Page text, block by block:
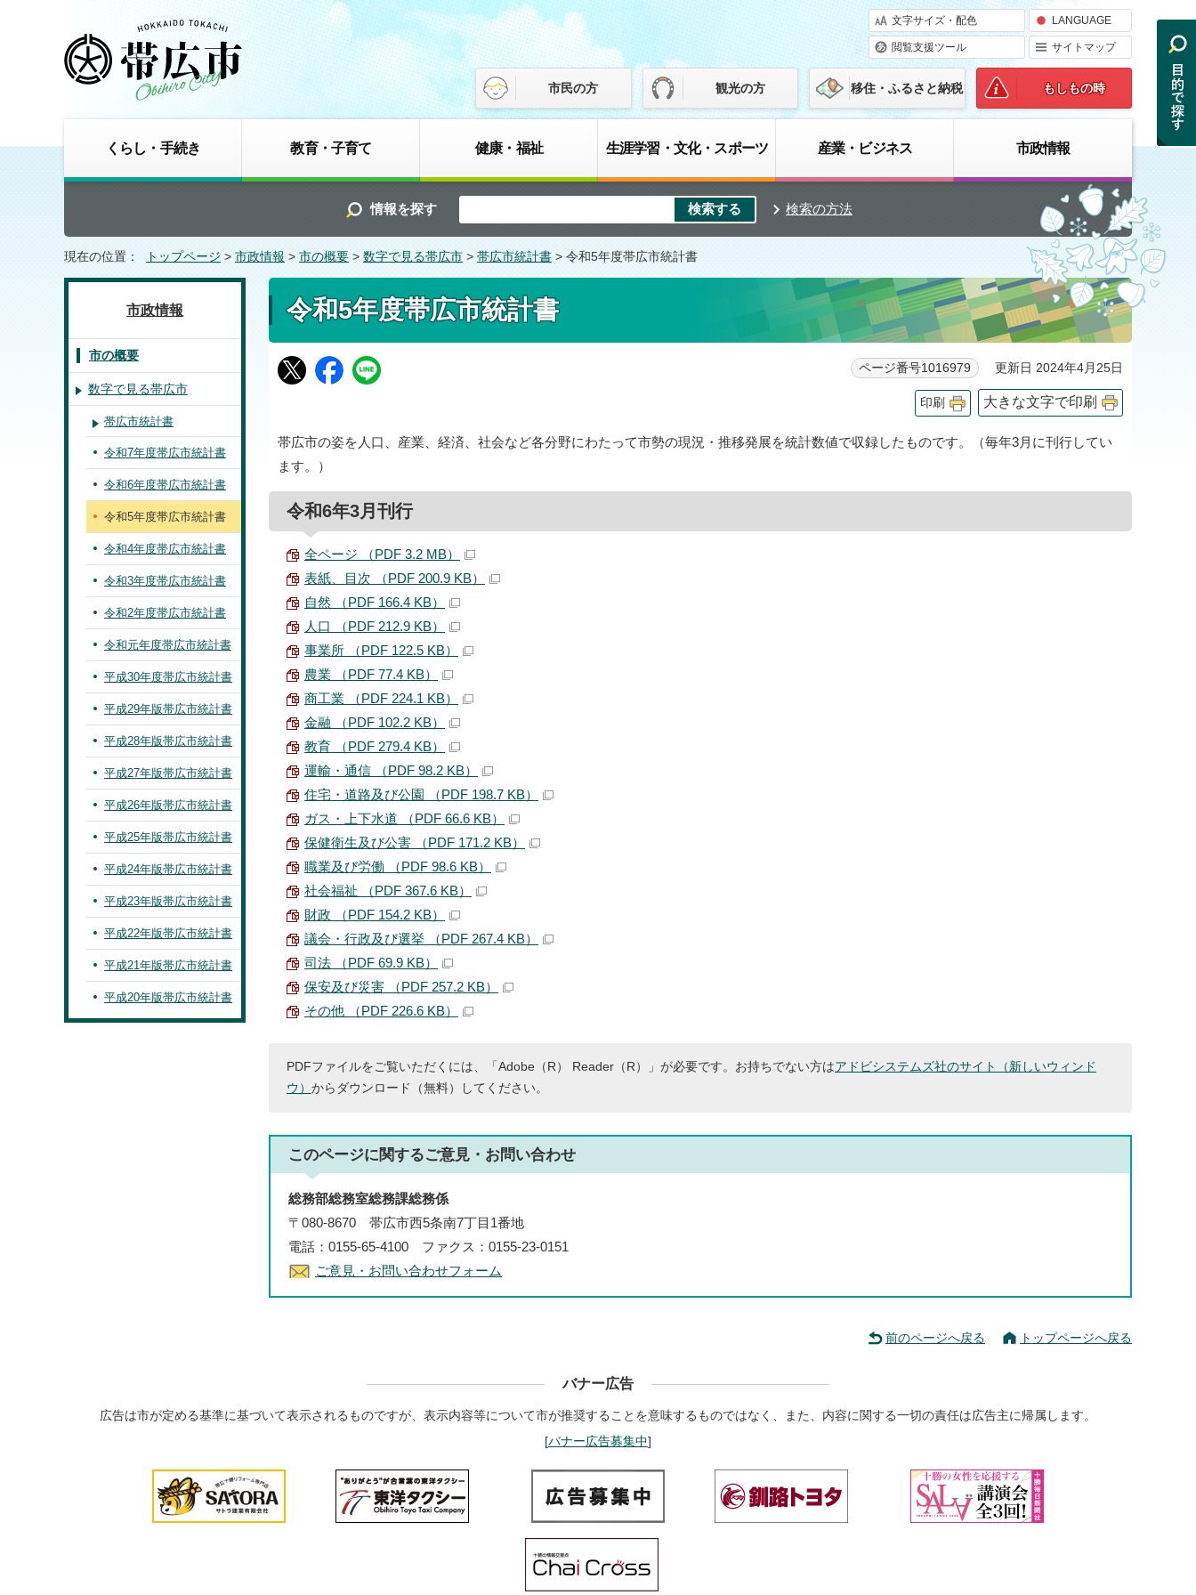
文字サイズ・配色 LANGUAGE
閲覧支援ツール サイトマップ
市民の方 観光の方 移住・ふるさと納税 もしもの時
くらし・手続き 教育・子育て 健康・福祉 生涯学習・文化・スポーツ 産業・ビジネス 市政情報
情報を探す 検索の方法
現在の位置： トップページ > 市政情報 > 市の概要 > 数字で見る帯広市 > 帯広市統計書 > 令和5年度帯広市統計書
令和5年度帯広市統計書
ページ番号1016979 更新日 2024年4月25日
印刷 大きな文字で印刷
帯広市の姿を人口、産業、経済、社会など各分野にわたって市勢の現況・推移発展を統計数値で収録したものです。（毎年3月に刊行してい
ます。）
令和6年3月刊行
全ページ （PDF 3.2 MB）
表紙、目次 （PDF 200.9 KB）
自然 （PDF 166.4 KB）
人口 （PDF 212.9 KB）
事業所 （PDF 122.5 KB）
農業 （PDF 77.4 KB）
商工業 （PDF 224.1 KB）
金融 （PDF 102.2 KB）
教育 （PDF 279.4 KB）
運輸・通信 （PDF 98.2 KB）
住宅・道路及び公園 （PDF 198.7 KB）
ガス・上下水道 （PDF 66.6 KB）
保健衛生及び公害 （PDF 171.2 KB）
職業及び労働 （PDF 98.6 KB）
社会福祉 （PDF 367.6 KB）
財政 （PDF 154.2 KB）
議会・行政及び選挙 （PDF 267.4 KB）
司法 （PDF 69.9 KB）
保安及び災害 （PDF 257.2 KB）
その他 （PDF 226.6 KB）
PDFファイルをご覧いただくには、「Adobe（R） Reader（R）」が必要です。お持ちでない方はアドビシステムズ社のサイト（新しいウィンド
ウ） からダウンロード（無料）してください。
このページに関するご意見・お問い合わせ
総務部総務室総務課総務係
〒080-8670 帯広市西5条南7丁目1番地
電話：0155-65-4100 ファクス：0155-23-0151
ご意見・お問い合わせフォーム
市政情報
市の概要
数字で見る帯広市
帯広市統計書
令和7年度帯広市統計書
令和6年度帯広市統計書
令和5年度帯広市統計書
令和4年度帯広市統計書
令和3年度帯広市統計書
令和2年度帯広市統計書
令和元年度帯広市統計書
平成30年度帯広市統計書
平成29年版帯広市統計書
平成28年版帯広市統計書
平成27年版帯広市統計書
平成26年版帯広市統計書
平成25年版帯広市統計書
平成24年版帯広市統計書
平成23年版帯広市統計書
平成22年版帯広市統計書
平成21年版帯広市統計書
平成20年版帯広市統計書
前のページへ戻る トップページへ戻る
バナー広告
広告は市が定める基準に基づいて表示されるものですが、表示内容等について市が推奨することを意味するものではなく、また、内容に関する一切の責任は広告主に帰属します。
[バナー広告募集中]